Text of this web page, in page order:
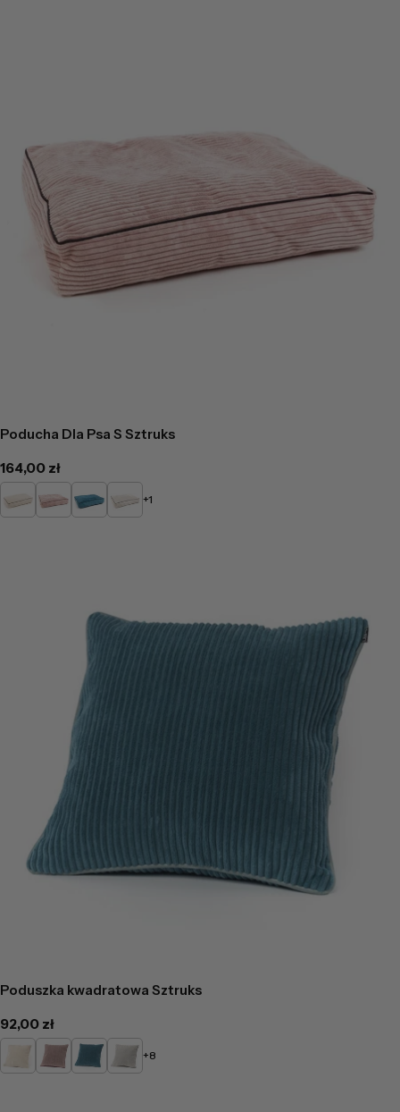
Poducha Dla Psa S Sztruks
Cena
regularna
164,00 zł
KremowyPudrowy
róż
Turkusowy +1
Poduszka kwadratowa Sztruks
Cena
regularna
92,00 zł
KremowyPudrowy
róż
TurkusowyPopielaty
+8